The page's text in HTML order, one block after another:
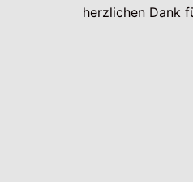
herzlichen Dank